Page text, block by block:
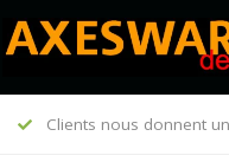
Clients nous donnent